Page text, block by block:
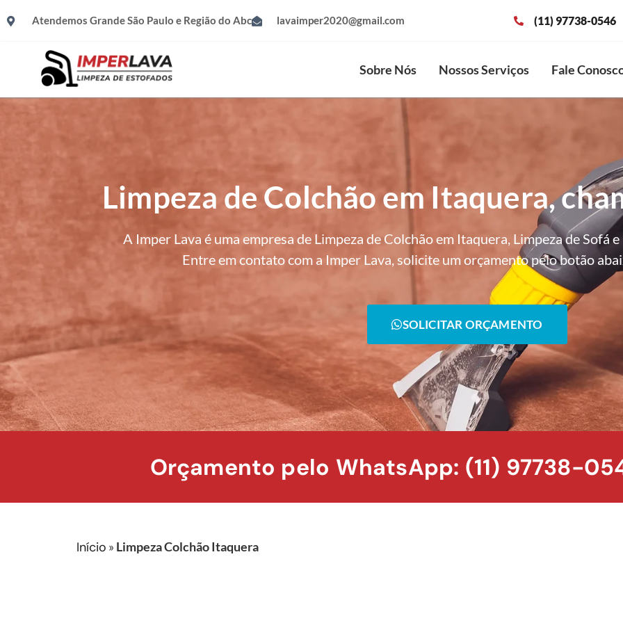
Atendemos Grande São Paulo e Região do Abc lavaimper2020@gmail.com (11) 97738-0546
Sobre Nós Nossos Serviços Fale
Limpeza de Colchão em Itaquera,
A Imper Lava é uma empresa de Limpeza de Colchão em Itaquera, Limpeza de Sofá
Entre em contato com a Imper Lava, solicite um orçamento pelo botão
SOLICITAR ORÇAMENTO
Orçamento pelo WhatsApp: (11) 97738-
Início » Limpeza Colchão Itaquera